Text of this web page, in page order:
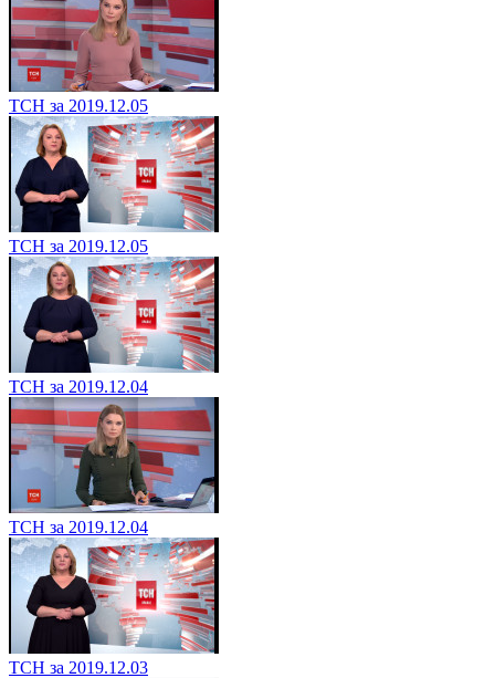
ТСН за 2019.12.05
ТСН за 2019.12.05
ТСН за 2019.12.04
ТСН за 2019.12.04
ТСН за 2019.12.03